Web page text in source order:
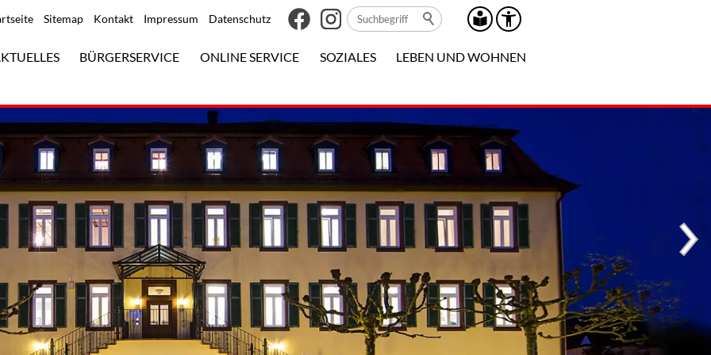
Sitemap Kontakt Impressum Datenschutz
BÜRGERSERVICE ONLINE SERVICE SOZIALES LEBEN UND WOHNEN